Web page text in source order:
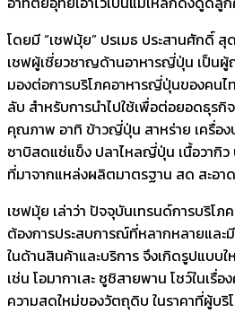
โดยมี “เชฟมุ้ย” ปรเมธ ประสานศักดิ์ สุ
เชฟผู้เชี่ยวชาญด้านอาหารญี่ปุ่น เป็นผู้
มองต่อการบริโภคอาหารญี่ปุ่นของคน
ลับ สำหรับการนำไปใช้เพื่อต่อยอดธุรกิ
คุณภาพ อาทิ ข้าวญี่ปุ่น สาหร่าย เครื่อง
ซาบิสดแช่แข็ง ปลาไหลญี่ปุ่น เนื้อวากิ
ที่มาจากแหล่งผลิตมาตรฐาน สด สะอ
เชฟมุ้ย เล่าว่า ปัจจุบันเทรนด์การบริโ
ต้องการประสบการณ์ที่หลากหลายและ
ในด้านสินค้าและบริการ จึงเกิดรูปแบบ
เช่น โอมากาเสะ ซูชิสายพาน โชว์ในเ
ความสดใหม่ของวัตถุดิบ ในราคาที่ผู้บริ